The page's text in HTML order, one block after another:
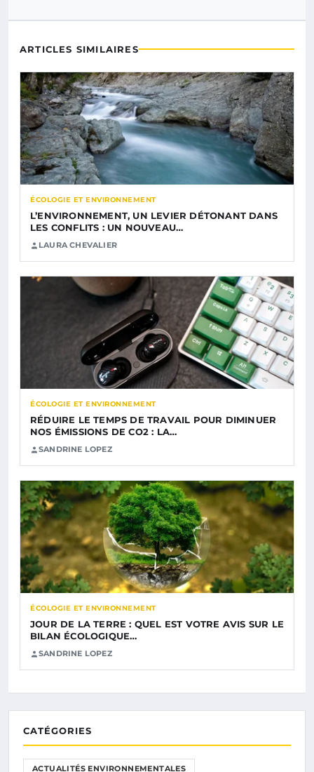
ARTICLES SIMILAIRES
ÉCOLOGIE ET ENVIRONNEMENT
L’ENVIRONNEMENT, UN LEVIER DÉTONANT DANS
LES CONFLITS : UN NOUVEAU…
LAURA CHEVALIER
ÉCOLOGIE ET ENVIRONNEMENT
RÉDUIRE LE TEMPS DE TRAVAIL POUR DIMINUER
NOS ÉMISSIONS DE CO2 : LA…
SANDRINE LOPEZ
ÉCOLOGIE ET ENVIRONNEMENT
JOUR DE LA TERRE : QUEL EST VOTRE AVIS SUR LE
BILAN ÉCOLOGIQUE…
SANDRINE LOPEZ
CATÉGORIES
ACTUALITÉS ENVIRONNEMENTALES